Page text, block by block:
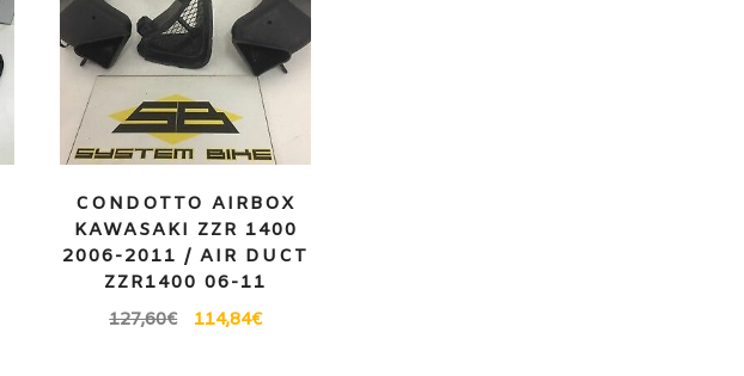
CONDOTTO AIRBOX
KAWASAKI ZZR 1400
2006-2011 / AIR DUCT
ZZR1400 06-11
127,60€ 114,84€